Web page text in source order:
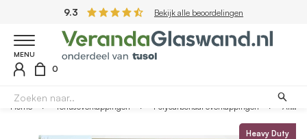
9.3 Bekijk alle beoordelingen
MENU
0
Home Terrasoverkappingen Polycarbonaat overkappingen Aluminium overkapping zwart 407cm x 350cm met helder polycarbonaat dak
Heavy Duty